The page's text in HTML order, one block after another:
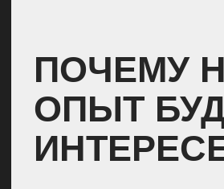
КАК ВЫГЛЯДИТ
ИДЕАЛЬНАЯ
КОНТЕНТ-